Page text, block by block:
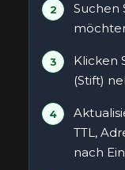
Suchen
Klicken
(Stift)
TTL,
nach